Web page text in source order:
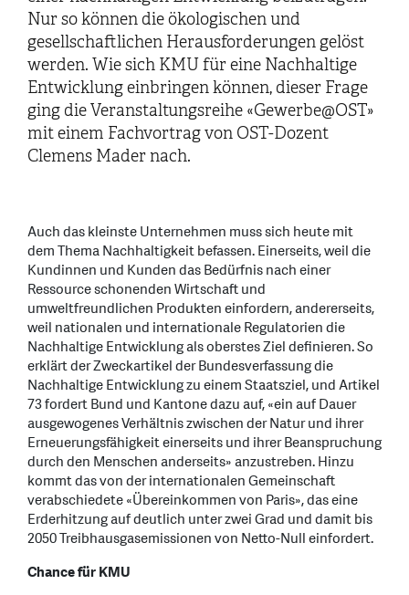
Nur so können die ökologischen und
gesellschaftlichen Herausforderungen gelöst
werden. Wie sich KMU für eine Nachhaltige
Entwicklung einbringen können, dieser Frage
ging die Veranstaltungsreihe «Gewerbe@OST»
mit einem Fachvortrag von OST-Dozent
Clemens Mader nach.
Auch das kleinste Unternehmen muss sich heute mit
dem Thema Nachhaltigkeit befassen. Einerseits, weil die
Kundinnen und Kunden das Bedürfnis nach einer
Ressource schonenden Wirtschaft und
umweltfreundlichen Produkten einfordern, andererseits,
weil nationalen und internationale Regulatorien die
Nachhaltige Entwicklung als oberstes Ziel definieren. So
erklärt der Zweckartikel der Bundesverfassung die
Nachhaltige Entwicklung zu einem Staatsziel, und Artikel
73 fordert Bund und Kantone dazu auf, «ein auf Dauer
ausgewogenes Verhältnis zwischen der Natur und ihrer
Erneuerungsfähigkeit einerseits und ihrer Beanspruchung
durch den Menschen anderseits» anzustreben. Hinzu
kommt das von der internationalen Gemeinschaft
verabschiedete «Übereinkommen von Paris», das eine
Erderhitzung auf deutlich unter zwei Grad und damit bis
2050 Treibhausgasemissionen von Netto-Null einfordert.
Chance für KMU